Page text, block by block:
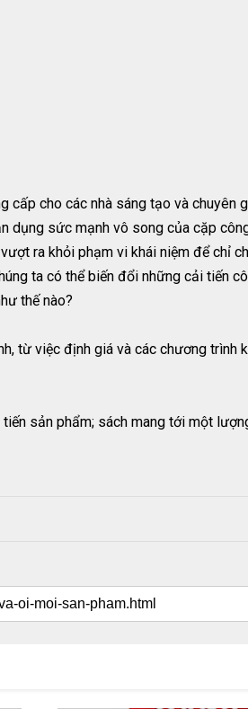
cho các nhà sáng tạo và chuyên
dụng sức mạnh vô song của cặp
ra khỏi phạm vi khái niệm để chỉ
ta có thể biến đổi những cải tiến
thế nào?
từ việc định giá và các chương trình
sản phẩm; sách mang tới một